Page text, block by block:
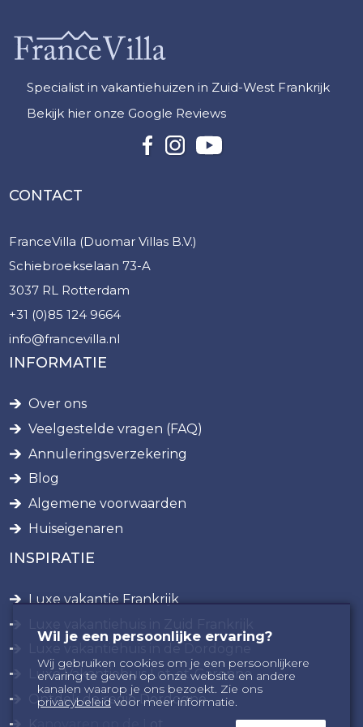
Specialist in vakantiehuizen in Zuid-West Frankrijk
Bekijk hier onze Google Reviews
CONTACT
FranceVilla (Duomar Villas B.V.)
Schiebroekselaan 73-A
3037 RL Rotterdam
+31 (0)85 124 9664
info@francevilla.nl
INFORMATIE
Over ons
Veelgestelde vragen (FAQ)
Annuleringsverzekering
Blog
Algemene voorwaarden
Huiseigenaren
INSPIRATIE
Luxe vakantie Frankrijk
Luxe Vakantiehuis Lot-et-Garonne
Ontdek de regio Dordogne
Wil je een persoonlijke ervaring?
Wij gebruiken cookies om je een persoonlijkere
ervaring te geven op onze website en andere
kanalen waarop je ons bezoekt. Zie ons
privacybeleid voor meer informatie.